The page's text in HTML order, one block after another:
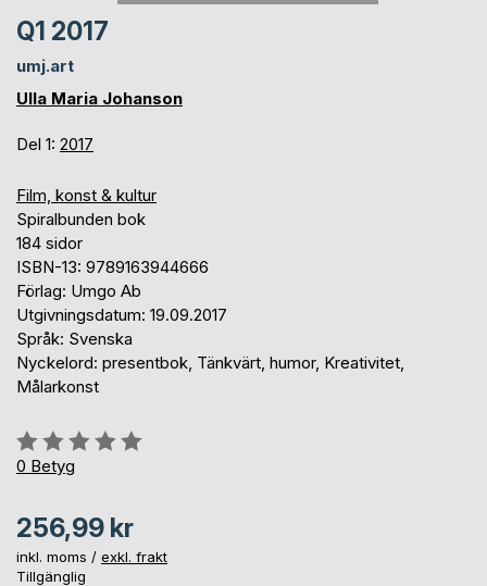
Q1 2017
umj.art
Ulla Maria Johanson
Del 1: 2017
Film, konst & kultur
Spiralbunden bok
184 sidor
ISBN-13: 9789163944666
Förlag: Umgo Ab
Utgivningsdatum: 19.09.2017
Språk: Svenska
Nyckelord: presentbok, Tänkvärt, humor, Kreativitet,
Målarkonst
Betyg::
0%
0 Betyg
256,99 kr
inkl. moms / exkl. frakt
Tillgänglig